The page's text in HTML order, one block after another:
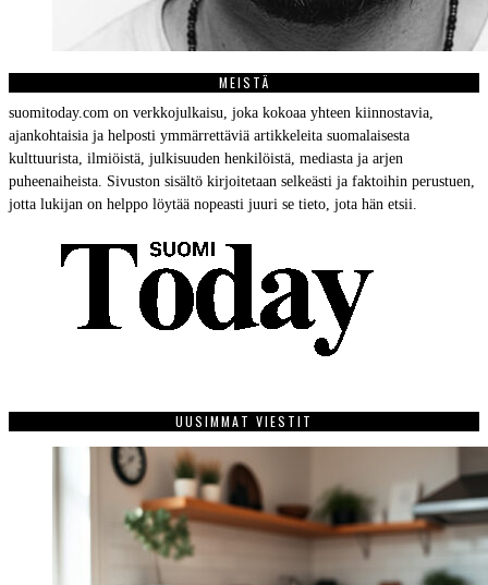
MEISTÄ
suomitoday.com on verkkojulkaisu, joka kokoaa yhteen kiinnostavia,
ajankohtaisia ja helposti ymmärrettäviä artikkeleita suomalaisesta
kulttuurista, ilmiöistä, julkisuuden henkilöistä, mediasta ja arjen
puheenaiheista. Sivuston sisältö kirjoitetaan selkeästi ja faktoihin perustuen,
jotta lukijan on helppo löytää nopeasti juuri se tieto, jota hän etsii.
UUSIMMAT VIESTIT